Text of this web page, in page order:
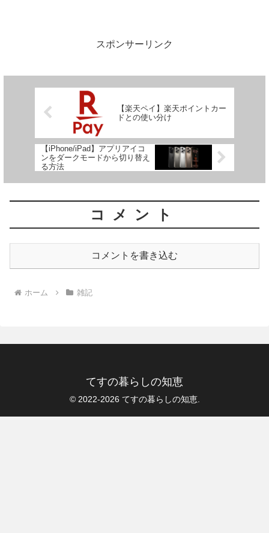
スポンサーリンク
【楽天ペイ】楽天ポイントカー
ドとの使い分け
【iPhone/iPad】アプリアイコ
ンをダークモードから切り替え
る方法
コメント
コメントを書き込む
ホーム 雑記
てすの暮らしの知恵
© 2022-2026 てすの暮らしの知恵.